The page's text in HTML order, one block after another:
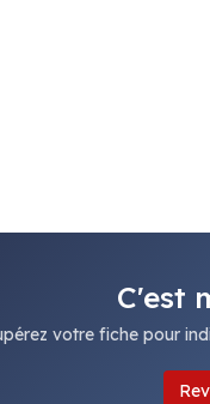
C'est
votre fiche pour